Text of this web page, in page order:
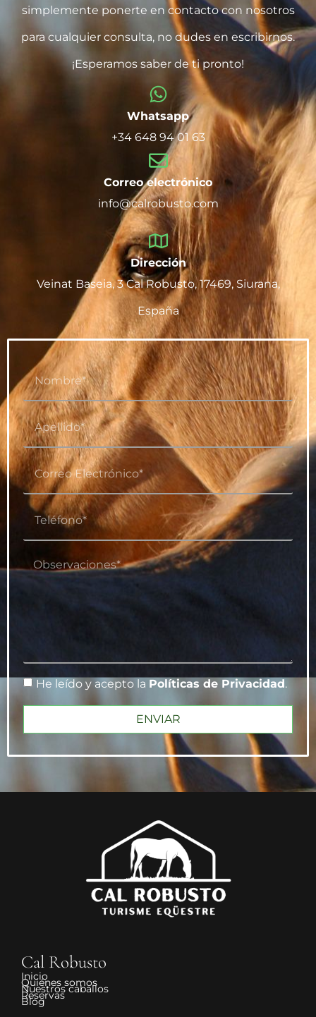
simplemente ponerte en contacto con nosotros
para cualquier consulta, no dudes en escribirnos.
¡Esperamos saber de ti pronto!
Whatsapp
+34 648 94 01 63
Correo electrónico
info@calrobusto.com
Dirección
Veinat Baseia, 3 Cal Robusto, 17469, Siurana,
España
He leído y acepto la Políticas de Privacidad.
ENVIAR
Cal Robusto
Inicio
Quiénes somos
Nuestros caballos
Reservas
Blog